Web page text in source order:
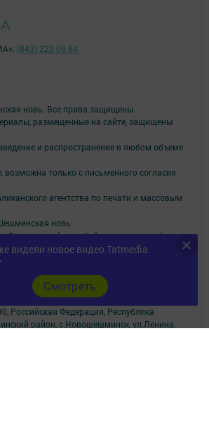
видели новое видео Tatmedia
Cмотреть
новь. Все права защищены.
размещенные на сайте, защищены
и распространение в любом объеме
возможна только с письменного согласия
агентства по печати и массовым
новь
Федеральной службой по надзору в сфере
и массовых коммуникаций
СМИ ЭЛ № ФС 77 - 90148 от 07.10.2025
Мусин Азат Вализанович Email:
Российская Федерация, Республика
район, с.Новошешминск, ул.Ленина,
(843) 222 09 84